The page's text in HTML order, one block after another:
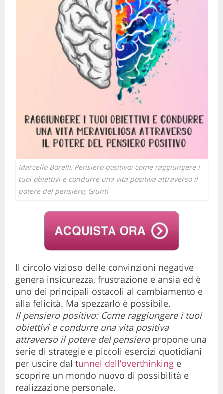
Marcello Borelli, Pensiero positivo: come raggiungere i
tuoi obiettivi e condurre una vita positiva attraverso il
potere del pensiero, Giunti
Il circolo vizioso delle convinzioni negative
genera insicurezza, frustrazione e ansia ed è
uno dei principali ostacoli al cambiamento e
alla felicità. Ma spezzarlo è possibile.
Il pensiero positivo: Come raggiungere i tuoi
obiettivi e condurre una vita positiva
attraverso il potere del pensieropropone una
serie di strategie e piccoli esercizi quotidiani
per uscire dal tunnel dell’overthinking e
scoprire un mondo nuovo di possibilità e
realizzazione personale.